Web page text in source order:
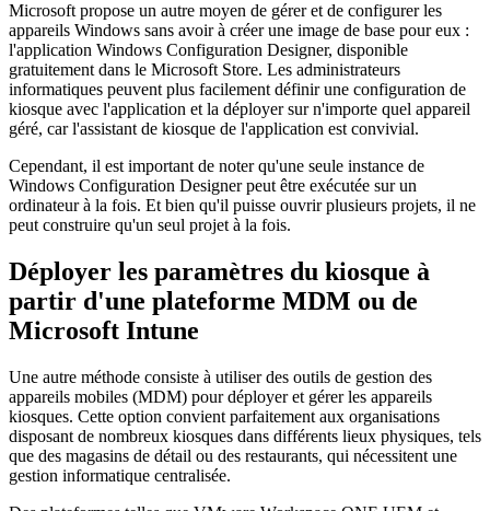
Microsoft propose un autre moyen de gérer et de configurer les
appareils Windows sans avoir à créer une image de base pour eux :
l'application Windows Configuration Designer, disponible
gratuitement dans le Microsoft Store. Les administrateurs
informatiques peuvent plus facilement définir une configuration de
kiosque avec l'application et la déployer sur n'importe quel appareil
géré, car l'assistant de kiosque de l'application est convivial.
Cependant, il est important de noter qu'une seule instance de
Windows Configuration Designer peut être exécutée sur un
ordinateur à la fois. Et bien qu'il puisse ouvrir plusieurs projets, il ne
peut construire qu'un seul projet à la fois.
Déployer les paramètres du kiosque à
partir d'une plateforme MDM ou de
Microsoft Intune
Une autre méthode consiste à utiliser des outils de gestion des
appareils mobiles (MDM) pour déployer et gérer les appareils
kiosques. Cette option convient parfaitement aux organisations
disposant de nombreux kiosques dans différents lieux physiques, tels
que des magasins de détail ou des restaurants, qui nécessitent une
gestion informatique centralisée.